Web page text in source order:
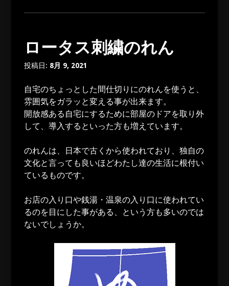
ロータス刺繍のれん
投稿日: 8月 9, 2021
自宅のちょっとした間仕切りにのれんを使うと、
雰囲気をガラッと変える事が出来ます。
開放感ある自宅にするために部屋のドアを取り外
して、導入するといった方も増えています。
のれんは、日本で古くから使われており、独自の
文化と言っても良いほどわたし達の生活に根付い
ているものです。
お店の入り口や銭湯・温泉の入り口に使われてい
るのを目にした事がある、という方も多いのでは
ないでしょうか。